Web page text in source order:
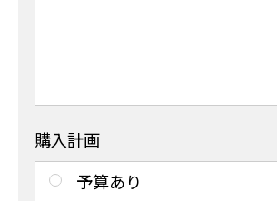
購入計画
予算あり